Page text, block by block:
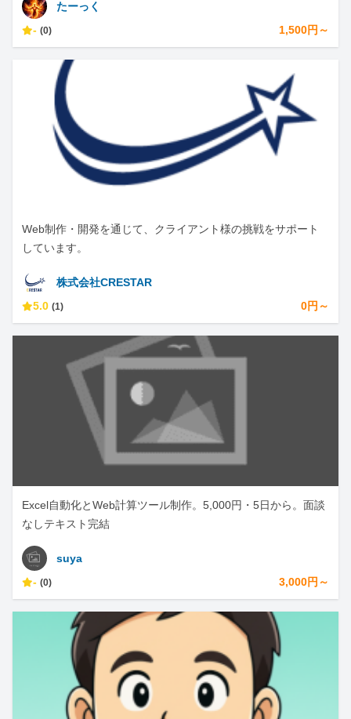
たーっく
- (0) 1,500円～
Web制作・開発を通じて、クライアント様の挑戦をサポート
しています。
株式会社CRESTAR
5.0 (1) 0円～
Excel自動化とWeb計算ツール制作。5,000円・5日から。面談
なしテキスト完結
suya
- (0) 3,000円～